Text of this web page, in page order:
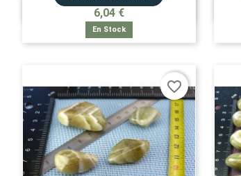
6,04 €
En Stock
APERÇU RAPIDE
favorite_border